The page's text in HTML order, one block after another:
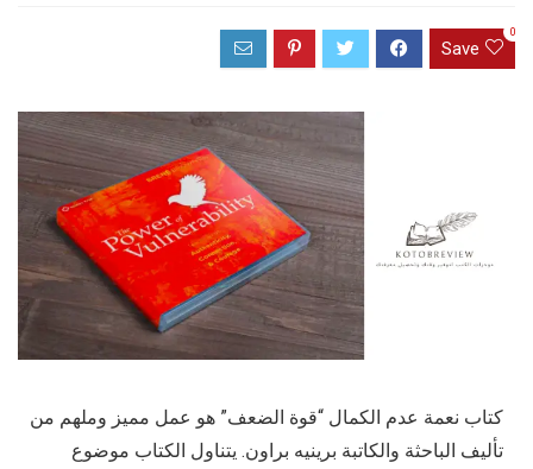
Save
0
كتاب نعمة عدم الكمال “قوة الضعف” هو عمل مميز وملهم من
تأليف الباحثة والكاتبة برينيه براون. يتناول الكتاب موضوع